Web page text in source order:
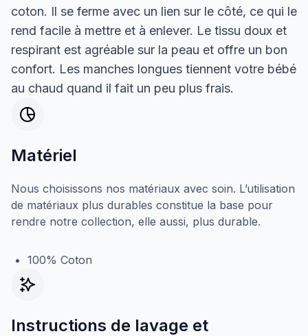
coton. Il se ferme avec un lien sur le côté, ce qui le
rend facile à mettre et à enlever. Le tissu doux et
respirant est agréable sur la peau et offre un bon
confort. Les manches longues tiennent votre bébé
au chaud quand il fait un peu plus frais.
Matériel
Nous choisissons nos matériaux avec soin. L’utilisation
de matériaux plus durables constitue la base pour
rendre notre collection, elle aussi, plus durable.
100% Coton
Instructions de lavage et